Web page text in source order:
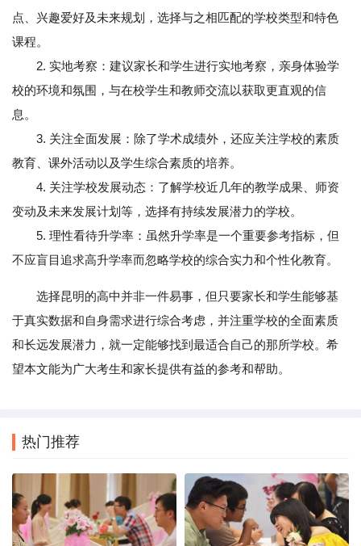
点、兴趣爱好及未来规划，选择与之相匹配的学校类型和特色
课程。
2. 实地考察：建议家长和学生进行实地考察，亲身体验学
校的环境和氛围，与在校学生和教师交流以获取更直观的信
息。
3. 关注全面发展：除了学术成绩外，还应关注学校的素质
教育、课外活动以及学生综合素质的培养。
4. 关注学校发展动态：了解学校近几年的教学成果、师资
变动及未来发展计划等，选择有持续发展潜力的学校。
5. 理性看待升学率：虽然升学率是一个重要参考指标，但
不应盲目追求高升学率而忽略学校的综合实力和个性化教育。
选择昆明的高中并非一件易事，但只要家长和学生能够基
于真实数据和自身需求进行综合考虑，并注重学校的全面素质
和长远发展潜力，就一定能够找到最适合自己的那所学校。希
望本文能为广大考生和家长提供有益的参考和帮助。
热门推荐